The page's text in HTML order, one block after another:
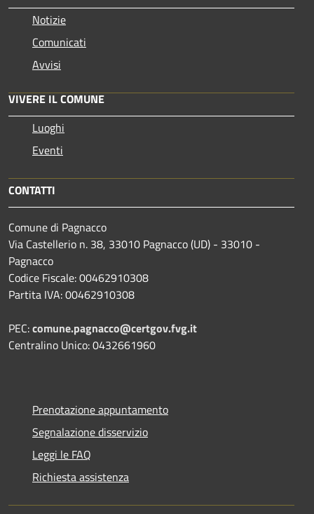
Notizie
Comunicati
Avvisi
VIVERE IL COMUNE
Luoghi
Eventi
CONTATTI
Comune di Pagnacco
Via Castellerio n. 38, 33010 Pagnacco (UD) - 33010 -
Pagnacco
Codice Fiscale: 00462910308
Partita IVA: 00462910308
PEC:comune.pagnacco@certgov.fvg.it
Centralino Unico: 0432661960
Prenotazione appuntamento
Segnalazione disservizio
Leggi le FAQ
Richiesta assistenza